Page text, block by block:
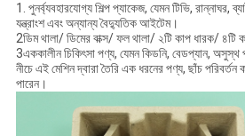
1. পুনর্ব্যবহারযোগ্য শিল্প প্যাকেজ, যেমন টিভি, রান্নাঘর,
যন্ত্রাংশ এবং অন্যান্য বৈদ্যুতিক আইটেম।
2ডিম থালা/ ডিমের বাক্স/ ফল থালা/ ২টি কাপ ধারক/
3এককালীন চিকিৎসা পণ্য, যেমন কিডনি, বেডপ্যান, অসুস্থ
নীচে এই মেশিন দ্বারা তৈরি এক ধরনের পণ্য, ছাঁচ
পারেন।